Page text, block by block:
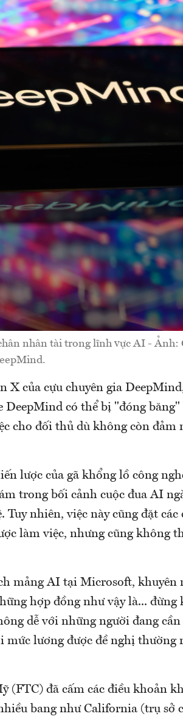
nhân tài trong lĩnh vực AI - Ảnh:
X của cựu chuyên gia
DeepMind có thể bị "đóng
cho đối thủ dù không còn đảm
lược của gã khổng lồ công
trong bối cảnh cuộc đua AI
nhiên, việc này cũng đặt các
làm việc, nhưng cũng không
mảng AI tại Microsoft, khuyên
hợp đồng như vậy là... đừng
dễ với những người đang
lương được đề nghị thường
(FTC) đã cấm các điều khoản
bang như California (trụ sở